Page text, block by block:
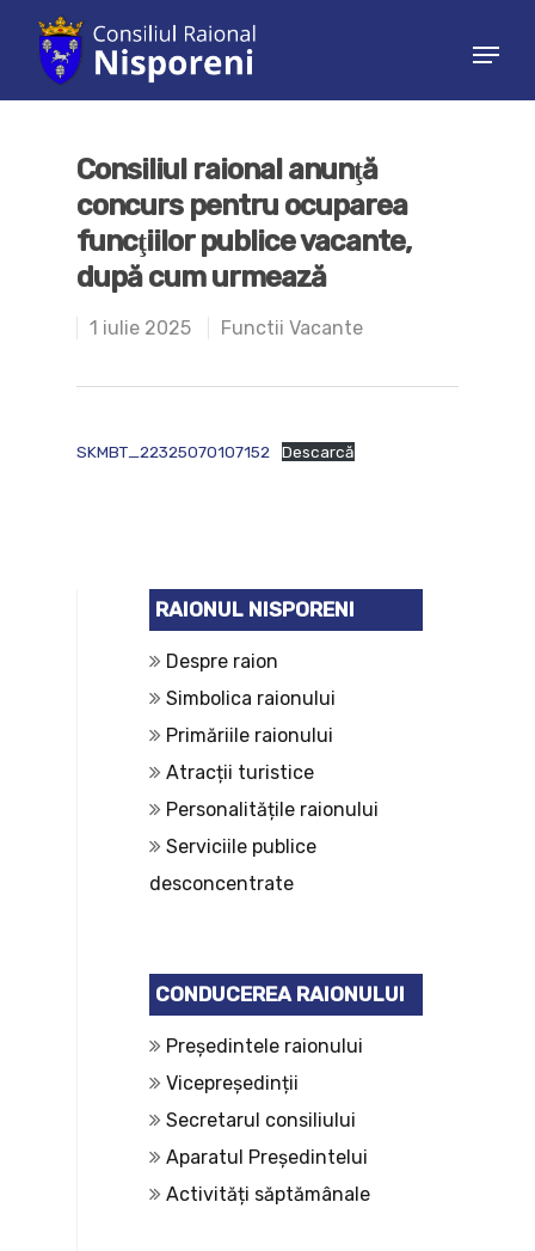
Consiliul raional anunţă
concurs pentru ocuparea
funcţiilor publice vacante,
după cum urmează
1 iulie 2025 Functii Vacante
SKMBT_22325070107152 Descarcă
RAIONUL NISPORENI
Despre raion
Simbolica raionului
Primăriile raionului
Atracții turistice
Personalitățile raionului
Serviciile publice
desconcentrate
CONDUCEREA RAIONULUI
Președintele raionului
Vicepreședinții
Secretarul consiliului
Aparatul Președintelui
Activități săptămânale